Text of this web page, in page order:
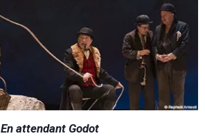
En attendant Godot